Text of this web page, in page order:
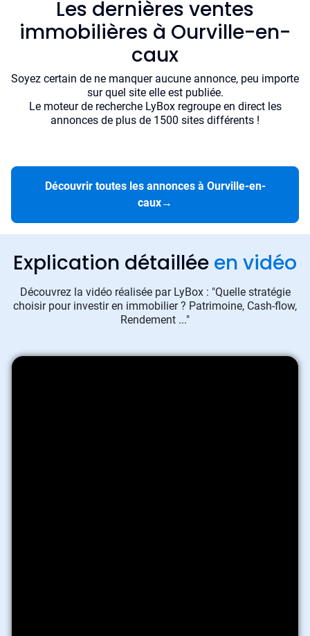
Les dernières ventes
immobilières à Ourville-en-
caux
Soyez certain de ne manquer aucune annonce, peu importe
sur quel site elle est publiée.
Le moteur de recherche LyBox regroupe en direct les
annonces de plus de 1500 sites différents !
Découvrir toutes les annonces à Ourville-en-
caux→
Explication détaillée en vidéo
Découvrez la vidéo réalisée par LyBox : "Quelle stratégie
choisir pour investir en immobilier ? Patrimoine, Cash-flow,
Rendement ..."